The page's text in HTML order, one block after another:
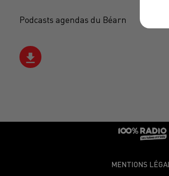
Podcasts agendas du Béarn
MENTIONS